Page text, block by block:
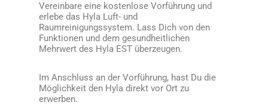
Vereinbare eine kostenlose Vorführung und
erlebe das Hyla Luft- und
Raumreinigungssystem. Lass Dich von den
Funktionen und dem gesundheitlichen
Mehrwert des Hyla EST überzeugen.
Im Anschluss an der Vorführung, hast Du die
Möglichkeit den Hyla direkt vor Ort zu
erwerben.